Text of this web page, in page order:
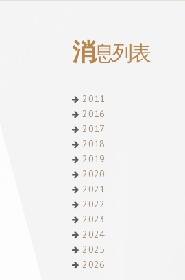
消息列表
2011
2016
2017
2018
2019
2020
2021
2022
2023
2024
2025
2026